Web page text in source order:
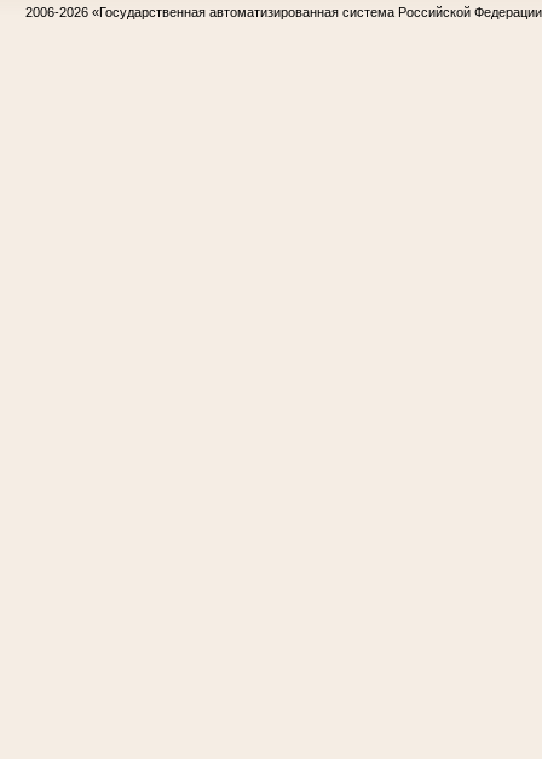
2006-2026 «Государственная автоматизированная система Российской